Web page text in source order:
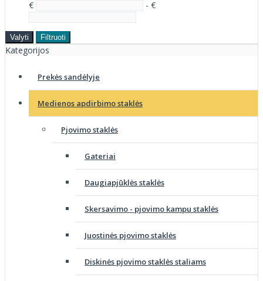
€ - €
Valyti Filtruoti
Kategorijos
Prekės sandėlyje
Medienos apdirbimo staklės
Pjovimo staklės
Gateriai
Daugiapjūklės staklės
Skersavimo - pjovimo kampu staklės
Juostinės pjovimo staklės
Diskinės pjovimo staklės staliams